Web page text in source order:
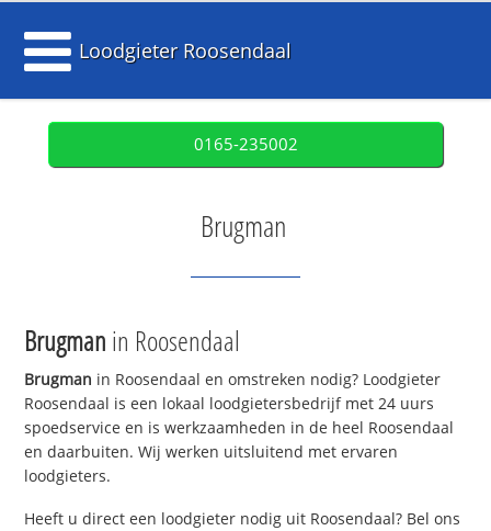
Loodgieter Roosendaal
0165-235002
Brugman
Brugman in Roosendaal
Brugman in Roosendaal en omstreken nodig? Loodgieter
Roosendaal is een lokaal loodgietersbedrijf met 24 uurs
spoedservice en is werkzaamheden in de heel Roosendaal
en daarbuiten. Wij werken uitsluitend met ervaren
loodgieters.
Heeft u direct een loodgieter nodig uit Roosendaal? Bel ons